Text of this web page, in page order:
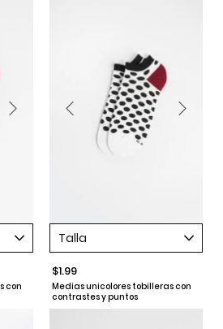
con
Talla
$1.99
Medias unicolores tobilleras con
contrastes y puntos